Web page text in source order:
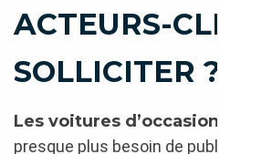
ACTEURS-CLÉS
SOLLICITER ?
Les voitures d’occasion
presque plus besoin de publicité ni